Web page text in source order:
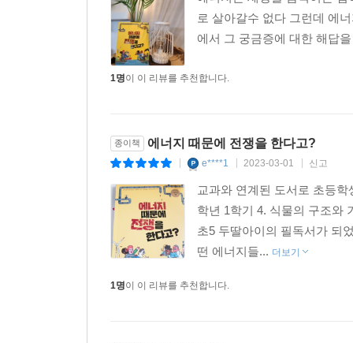
로 살아갈수 없다 그런데 에
에서 그 궁금증에 대한 해답
1명이 이 리뷰를 추천합니다.
종이책 에너지 때문에 전쟁을 한다고?
e****1 2023-03-01 신고
교과와 연계된 도서로 초등
학년 1학기 4. 식물의 구조와
초5 두딸아이의 필독서가 되
떤 에너지들... 더보기
1명이 이 리뷰를 추천합니다.